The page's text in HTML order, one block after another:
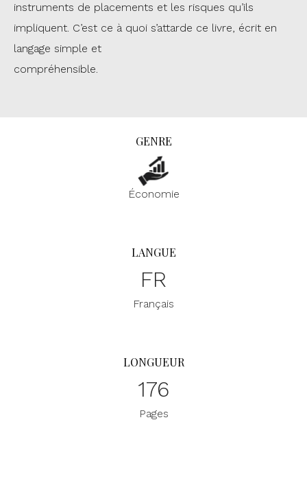
instruments de placements et les risques qu’ils
impliquent. C’est ce à quoi s’attarde ce livre, écrit en
langage simple et
compréhensible.
GENRE
Économie
LANGUE
FR
Français
LONGUEUR
176
Pages